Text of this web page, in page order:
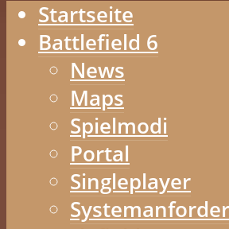
Startseite
Battlefield 6
News
Maps
Spielmodi
Portal
Singleplayer